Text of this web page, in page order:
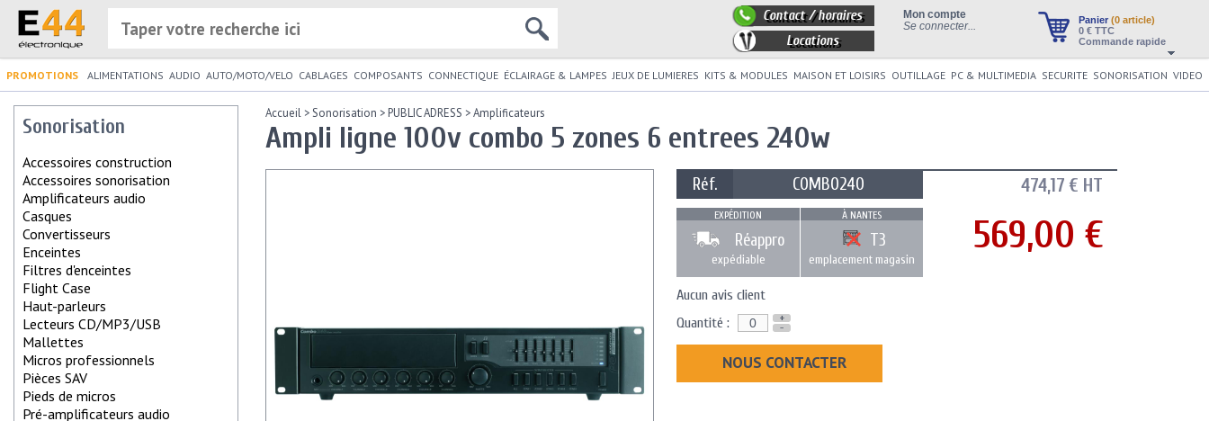
Panier (0 article)
0 € TTC
Commande rapide
Mon compte
Se connecter...
Contact / horaires
Locations
PROMOTIONS ALIMENTATIONS AUDIO AUTO/MOTO/VELO CABLAGES COMPOSANTS CONNECTIQUE ÉCLAIRAGE & LAMPES JEUX DE LUMIERES KITS & MODULES MAISON ET LOISIRS OUTILLAGE PC & MULTIMEDIA SECURITE SONORISATION VIDEO
Sonorisation
Accessoires construction
Accessoires sonorisation
Amplificateurs audio
Casques
Convertisseurs
Enceintes
Filtres d'enceintes
Flight Case
Haut-parleurs
Lecteurs CD/MP3/USB
Mallettes
Micros professionnels
Pièces SAV
Pieds de micros
Pré-amplificateurs audio
Accueil >Sonorisation >PUBLIC ADRESS >Amplificateurs
Ampli ligne 100v combo 5 zones 6 entrees 240w
Réf. COMBO240
EXPÉDITION
Réappro
expédiable
À NANTES
T3
emplacement magasin
474,17 € HT
569,00 €
Aucun avis client
Quantité :
+
-
NOUS CONTACTER